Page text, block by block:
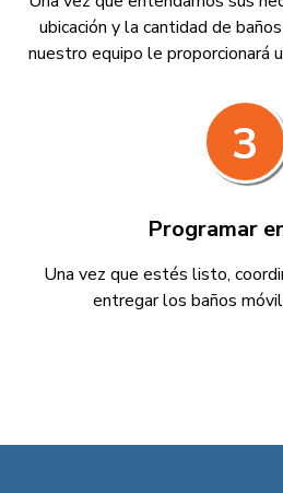
ubicación y la cantidad de
nuestro equipo le proporcionará
3
Programar
Una vez que estés listo,
entregar los baños